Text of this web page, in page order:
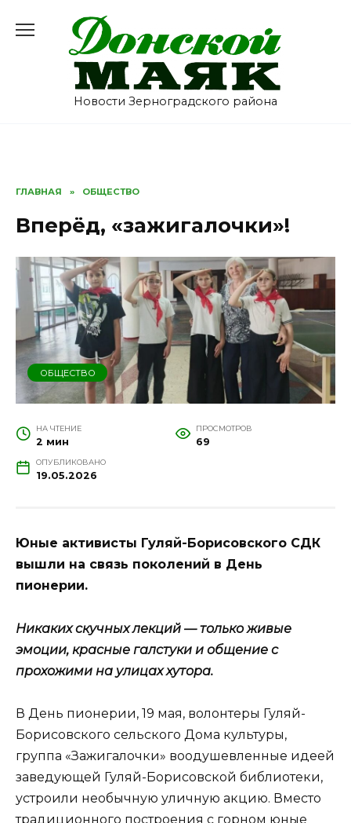
содержанию
Новости Зерноградского района
ГЛАВНАЯ » ОБЩЕСТВО
Вперёд, «зажигалочки»!
ОБЩЕСТВО
НА ЧТЕНИЕ
2 мин
ПРОСМОТРОВ
69
ОПУБЛИКОВАНО
19.05.2026
Юные активисты Гуляй-Борисовского СДК
вышли на связь поколений в День
пионерии.
Никаких скучных лекций — только живые
эмоции, красные галстуки и общение с
прохожими на улицах хутора.
В День пионерии, 19 мая, волонтеры Гуляй-
Борисовского сельского Дома культуры,
группа «Зажигалочки» воодушевленные идеей
заведующей Гуляй-Борисовской библиотеки,
устроили необычную уличную акцию. Вместо
традиционного построения с горном юные